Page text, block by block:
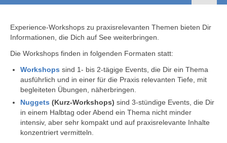
Experience-Workshops zu praxisrelevanten Themen bieten Dir
Informationen, die Dich auf See weiterbringen.
Die Workshops finden in folgenden Formaten statt:
Workshops sind 1- bis 2-tägige Events, die Dir ein Thema
ausführlich und in einer für die Praxis relevanten Tiefe, mit
begleiteten Übungen, näherbringen.
Nuggets (Kurz-Workshops) sind 3-stündige Events, die Dir
in einem Halbtag oder Abend ein Thema nicht minder
intensiv, aber sehr kompakt und auf praxisrelevante Inhalte
konzentriert vermitteln.